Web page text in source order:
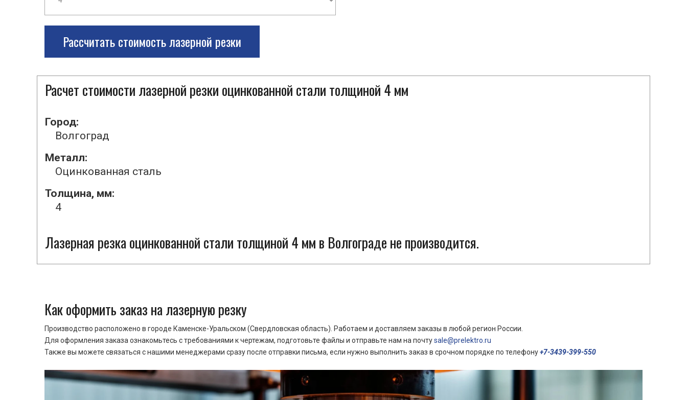
Рассчитать стоимость лазерной резки
Расчет стоимости лазерной резки оцинкованной стали толщиной 4 мм
Город:
Волгоград
Металл:
Оцинкованная сталь
Толщина, мм:
4
Лазерная резка оцинкованной стали толщиной 4 мм в Волгограде не производится.
Как оформить заказ на лазерную резку
Производство расположено в городе Каменске-Уральском (Свердловская область). Работаем и доставляем заказы в любой регион России.
Для оформления заказа ознакомьтесь с требованиями к чертежам, подготовьте файлы и отправьте нам на почтуsale@prelektro.ru
Также вы можете связаться с нашими менеджерами сразу после отправки письма, если нужно выполнить заказ в срочном порядке по телефону+7-3439-399-550